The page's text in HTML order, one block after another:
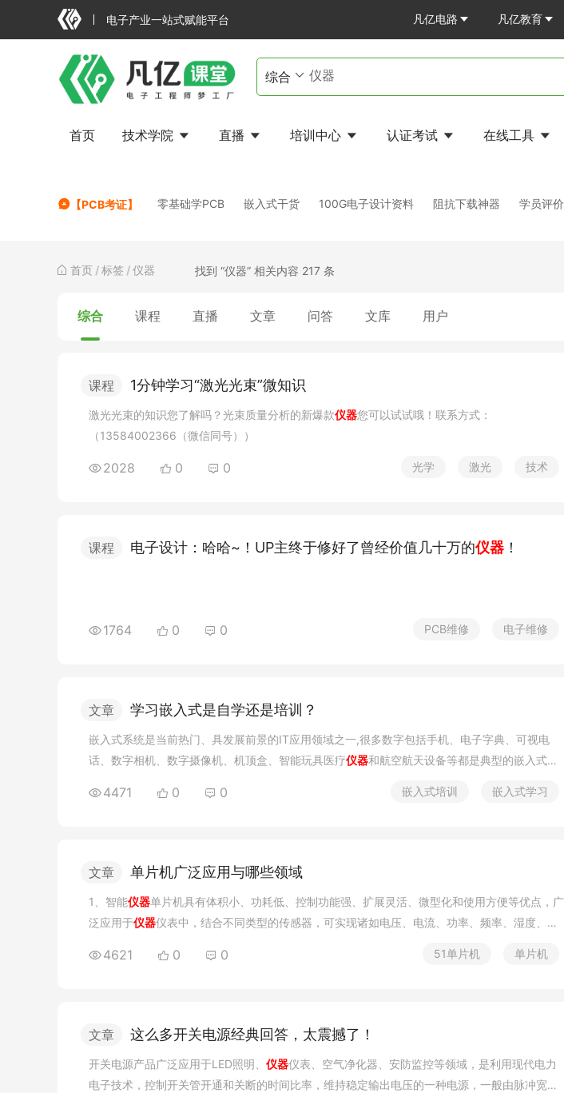
电子产业一站式赋能平台 凡亿电路 凡亿教育
首页 技术学院 直播 培训中心 认证考试 在线工具
【PCB考证】 零基础学PCB 嵌入式干货 100G电子设计资料 阻抗下载神器 学员评价
首页 /标签 /仪器 找到 “仪器” 相关内容 217 条
综合 课程 直播 文章 问答 文库 用户
课程 1分钟学习“激光光束”微知识
激光光束的知识您了解吗？光束质量分析的新爆款仪器您可以试试哦！联系方式：
（13584002366（微信同号））
2028 0 0 光学 激光 技术
课程 电子设计：哈哈~！UP主终于修好了曾经价值几十万的仪器 ！
1764 0 0 PCB维修 电子维修
文章 学习嵌入式是自学还是培训？
嵌入式系统是当前热门、具发展前景的IT应用领域之一,很多数字包括手机、电子字典、可视电
话、数字相机、数字摄像机、机顶盒、智能玩具医疗仪器和航空航天设备等都是典型的嵌入式系
入式人才供给一直处于供不应求的状态,所以很多人通过培训或其他方式掌握了嵌入式技术,就能够
4471 0 0 嵌入式培训 嵌入式学习
文章 单片机广泛应用与哪些领域
1、智能仪器单片机具有体积小、功耗低、控制功能强、扩展灵活、微型化和使用方便等优点，广
泛应用于仪器仪表中，结合不同类型的传感器，可实现诸如电压、电流、功率、频率、湿度、温
有体积小、控制功能强、功耗低、环境适应能力强、扩展灵活和使用方便等优点，用单片机可以
4621 0 0 51单片机 单片机
文章 这么多开关电源经典回答，太震撼了！
开关电源产品广泛应用于LED照明、 仪器仪表、空气净化器、安防监控等领域，是利用现代电力
电子技术，控制开关管开通和关断的时间比率，维持稳定输出电压的一种电源，一般由脉冲宽度